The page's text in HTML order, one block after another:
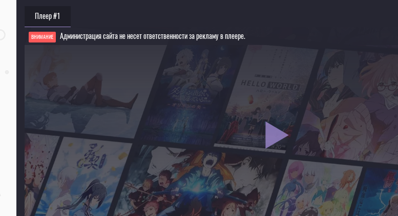
Плеер #1
ВНИМАНИЕ
Администрация сайта не несет ответственности за рекламу в плеере.
Для просмотра некоторых аниме необходимо установить VPN
Текущее воспроизведение：Инициал Ди [ТВ-3]